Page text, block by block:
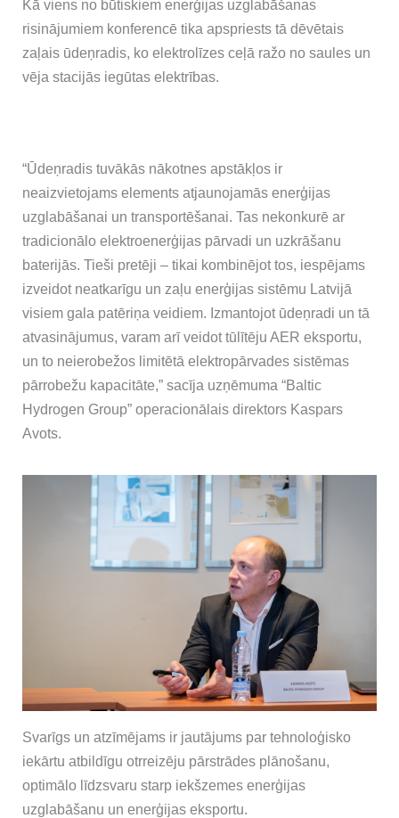
Kā viens no būtiskiem enerģijas uzglabāšanas
risinājumiem konferencē tika apspriests tā dēvētais
zaļais ūdeņradis, ko elektrolīzes ceļā ražo no saules un
vēja stacijās iegūtas elektrības.
“Ūdeņradis tuvākās nākotnes apstākļos ir
neaizvietojams elements atjaunojamās enerģijas
uzglabāšanai un transportēšanai. Tas nekonkurē ar
tradicionālo elektroenerģijas pārvadi un uzkrāšanu
baterijās. Tieši pretēji – tikai kombinējot tos, iespējams
izveidot neatkarīgu un zaļu enerģijas sistēmu Latvijā
visiem gala patēriņa veidiem. Izmantojot ūdeņradi un tā
atvasinājumus, varam arī veidot tūlītēju AER eksportu,
un to neierobežos limitētā elektropārvades sistēmas
pārrobežu kapacitāte,” sacīja uzņēmuma “Baltic
Hydrogen Group” operacionālais direktors Kaspars
Avots.
Svarīgs un atzīmējams ir jautājums par tehnoloģisko
iekārtu atbildīgu otrreizēju pārstrādes plānošanu,
optimālo līdzsvaru starp iekšzemes enerģijas
uzglabāšanu un enerģijas eksportu.